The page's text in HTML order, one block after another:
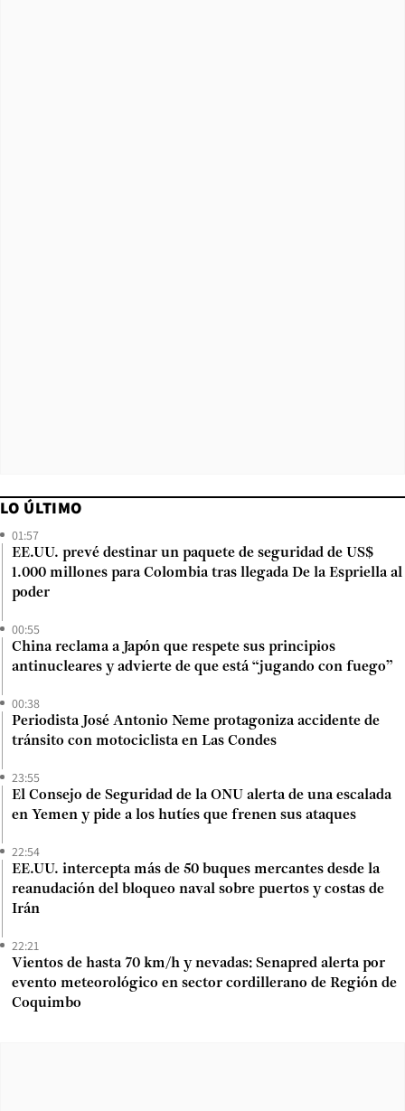
LO ÚLTIMO
01:57
EE.UU. prevé destinar un paquete de seguridad de US$
1.000 millones para Colombia tras llegada De la Espriella al
poder
00:55
China reclama a Japón que respete sus principios
antinucleares y advierte de que está “jugando con fuego”
00:38
Periodista José Antonio Neme protagoniza accidente de
tránsito con motociclista en Las Condes
23:55
El Consejo de Seguridad de la ONU alerta de una escalada
en Yemen y pide a los hutíes que frenen sus ataques
22:54
EE.UU. intercepta más de 50 buques mercantes desde la
reanudación del bloqueo naval sobre puertos y costas de
Irán
22:21
Vientos de hasta 70 km/h y nevadas: Senapred alerta por
evento meteorológico en sector cordillerano de Región de
Coquimbo